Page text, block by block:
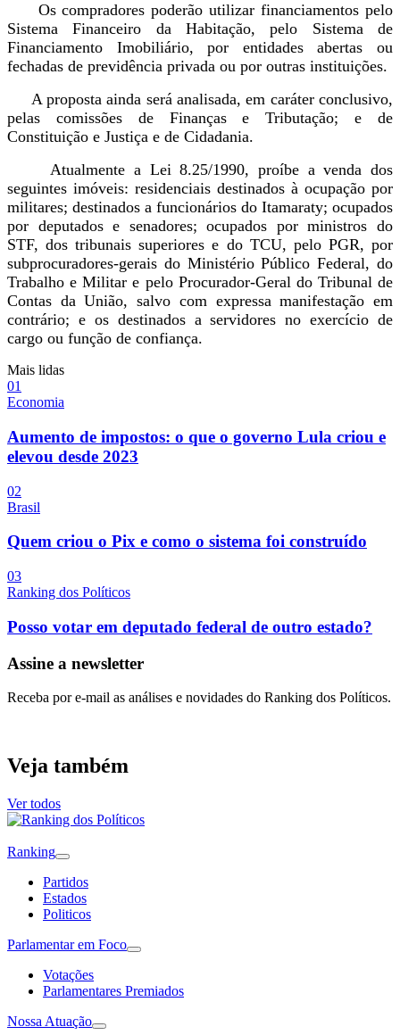
Os compradores poderão utilizar financiamentos pelo
Sistema Financeiro da Habitação, pelo Sistema de
Financiamento Imobiliário, por entidades abertas ou
fechadas de previdência privada ou por outras instituições.
A proposta ainda será analisada, em caráter conclusivo,
pelas comissões de Finanças e Tributação; e de
Constituição e Justiça e de Cidadania.
Atualmente a Lei 8.25/1990, proíbe a venda dos
seguintes imóveis: residenciais destinados à ocupação por
militares; destinados a funcionários do Itamaraty; ocupados
por deputados e senadores; ocupados por ministros do
STF, dos tribunais superiores e do TCU, pelo PGR, por
subprocuradores-gerais do Ministério Público Federal, do
Trabalho e Militar e pelo Procurador-Geral do Tribunal de
Contas da União, salvo com expressa manifestação em
contrário; e os destinados a servidores no exercício de
cargo ou função de confiança.
Mais lidas
01
Economia
Aumento de impostos: o que o governo Lula criou e
elevou desde 2023
02
Brasil
Quem criou o Pix e como o sistema foi construído
03
Ranking dos Políticos
Posso votar em deputado federal de outro estado?
Assine a newsletter
Receba por e-mail as análises e novidades do Ranking dos Políticos.
Veja também
Ver todos
Ranking
Partidos
Estados
Politicos
Parlamentar em Foco
Votações
Parlamentares Premiados
Nossa Atuação